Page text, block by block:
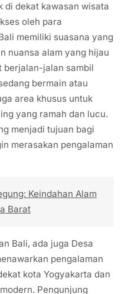
di dekat kawasan wisata
oleh para
memiliki suasana yang
nuansa alam yang hijau
berjalan-jalan sambil
bermain atau
area khusus untuk
yang ramah dan lucu.
menjadi tujuan bagi
merasakan pengalaman
Keindahan Alam
Barat
Bali, ada juga Desa
pengalaman
kota Yogyakarta dan
Pengunjung